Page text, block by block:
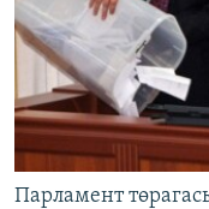
Парламент